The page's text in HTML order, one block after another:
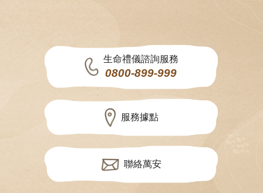
生命禮儀諮詢服務
0800-899-999
服務據點
聯絡萬安